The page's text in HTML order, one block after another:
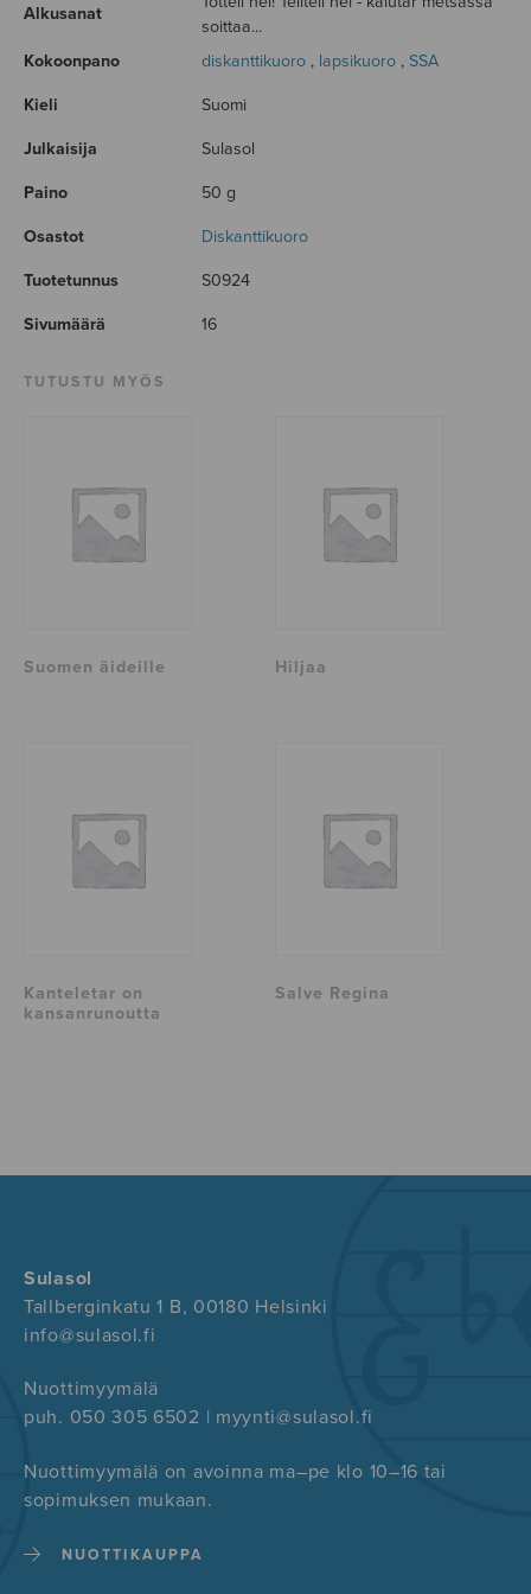
Alkusanat
soittaa...
Kokoonpano
diskanttikuoro , lapsikuoro , SSA
Kieli Suomi
Julkaisija Sulasol
Paino 50 g
Osastot Diskanttikuoro
Tuotetunnus S0924
Sivumäärä 16
TUTUSTU MYÖS
Suomen äideille Hiljaa
Kanteletar on
kansanrunoutta
Salve Regina
Sulasol
Tallberginkatu 1 B, 00180 Helsinki
info@sulasol.fi
Nuottimyymälä
puh. 050 305 6502 | myynti@sulasol.fi
Nuottimyymälä on avoinna ma–pe klo 10–16 tai
sopimuksen mukaan.
NUOTTIKAUPPA